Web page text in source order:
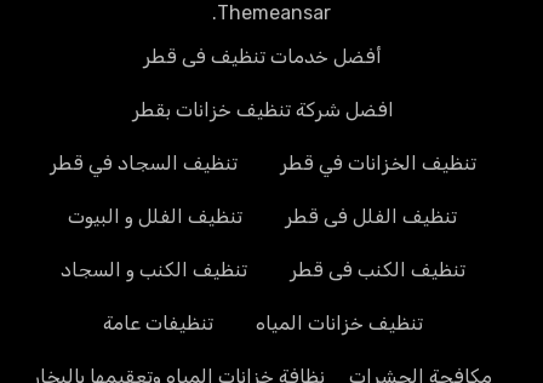
Themeansar
.
أفضل خدمات تنظيف فى قطر
افضل شركة تنظيف خزانات بقطر
تنظيف الخزانات في قطر تنظيف السجاد في قطر
تنظيف الفلل فى قطر تنظيف الفلل و البيوت
تنظيف الكنب فى قطر تنظيف الكنب و السجاد
تنظيف خزانات المياه تنظيفات عامة
مكافحة الحشرات نظافة خزانات المياه وتعقيمها بالبخار